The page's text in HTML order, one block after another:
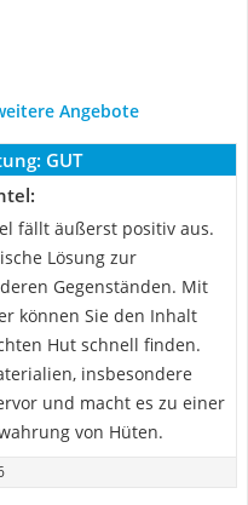
Angebote
GUT
fällt äußerst positiv aus.
Lösung zur
Gegenständen. Mit
können Sie den Inhalt
Hut schnell finden.
insbesondere
und macht es zu einer
von Hüten.